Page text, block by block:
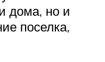
дома, но и
поселка,